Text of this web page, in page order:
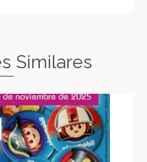
Similares